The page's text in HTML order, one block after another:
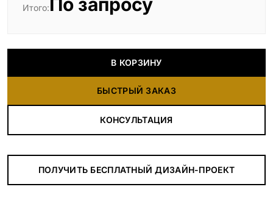
Итого:
В КОРЗИНУ
БЫСТРЫЙ ЗАКАЗ
КОНСУЛЬТАЦИЯ
ПОЛУЧИТЬ БЕСПЛАТНЫЙ ДИЗАЙН-ПРОЕКТ